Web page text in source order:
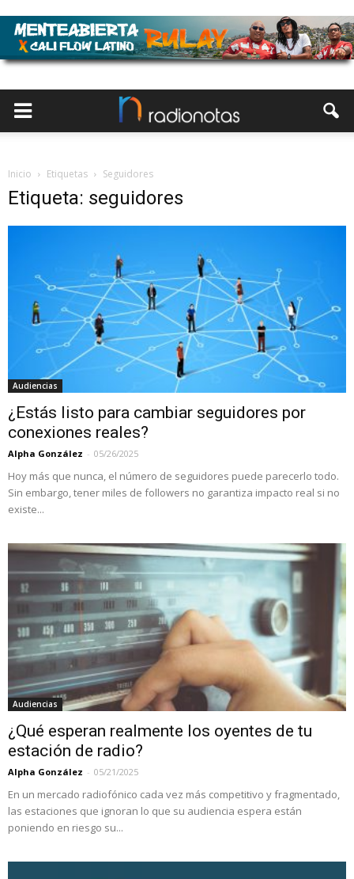
Inicio Etiquetas Seguidores
Etiqueta: seguidores
Audiencias
¿Estás listo para cambiar seguidores por
conexiones reales?
Alpha González - 05/26/2025
Hoy más que nunca, el número de seguidores puede parecerlo todo.
Sin embargo, tener miles de followers no garantiza impacto real si no
existe...
Audiencias
¿Qué esperan realmente los oyentes de tu
estación de radio?
Alpha González - 05/21/2025
En un mercado radiofónico cada vez más competitivo y fragmentado,
las estaciones que ignoran lo que su audiencia espera están
poniendo en riesgo su...